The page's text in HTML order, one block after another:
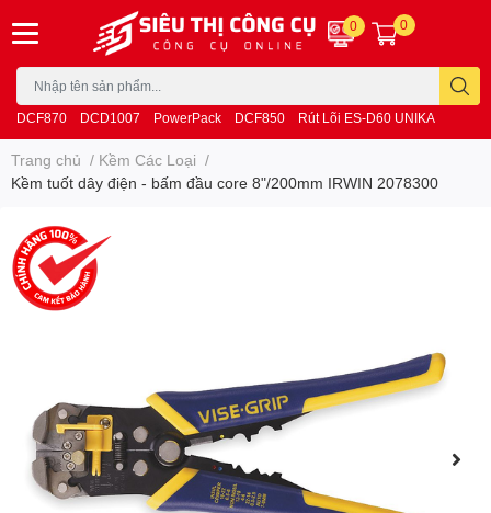
DCF870 DCD1007 PowerPack DCF850 Rút Lõi ES-D60 UNIKA
0 0
Trang chủ / Kềm Các Loại /
Kềm tuốt dây điện - bấm đầu core 8"/200mm IRWIN 2078300